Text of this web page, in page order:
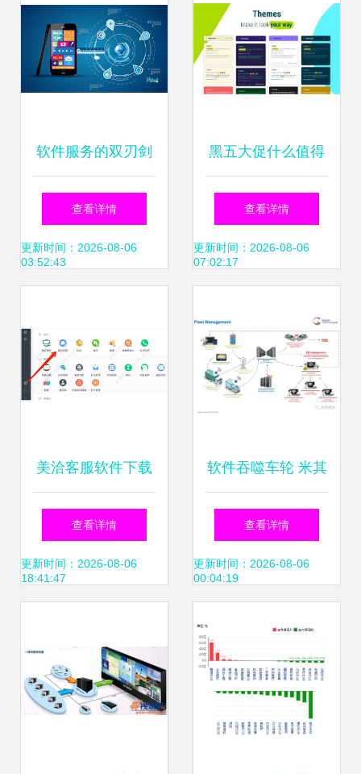
软件服务的双刃剑
便利还是隐私的终
结？
查看详情
更新时间：2026-08-06
03:52:43
黑五大促什么值得
买？不要错过这5
个为你省钱的软件
查看详情
更新时间：2026-08-06
07:02:17
美洽客服软件下载
v3.2.5电脑版客户
端全面评测与服务
查看详情
更新时间：2026-08-06
18:41:47
软件吞噬车轮 米其
林收购软件公司的
深层逻辑
查看详情
更新时间：2026-08-06
00:04:19